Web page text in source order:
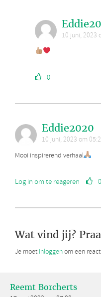
10 juni, 2023
0
Eddie2020
10 juni, 2023 om
Mooi inspirerend verhaal
Log in om te reageren 0
Wat vind jij?
Je moet inloggenom een
Reemt Borcherts